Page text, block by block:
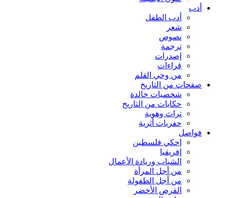
أدب
أدب الطفل
شعر
نصوص
ترجمة
إصدرات
قراءات
من وحي القلم
صفحات من التاريخ
شخصيات خالدة
حكايات من التاريخ
تراث وهوية
حفريات أثرية
فواصل
إحكي فلسطين
إفريقيا
الشباب وريادة الأعمال
من أجل المرأة
من أجل الطفولة
القرص الأخضر